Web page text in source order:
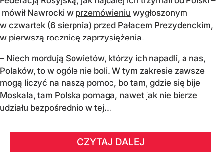
mówił Nawrocki w przemówieniu wygłoszonym
w czwartek (6 sierpnia) przed Pałacem Prezydenckim,
w pierwszą rocznicę zaprzysiężenia.
– Niech mordują Sowietów, którzy ich napadli, a nas,
Polaków, to w ogóle nie boli. W tym zakresie zawsze
mogą liczyć na naszą pomoc, bo tam, gdzie się bije
Moskala, tam Polska pomaga, nawet jak nie bierze
udziału bezpośrednio w tej...
CZYTAJ DALEJ